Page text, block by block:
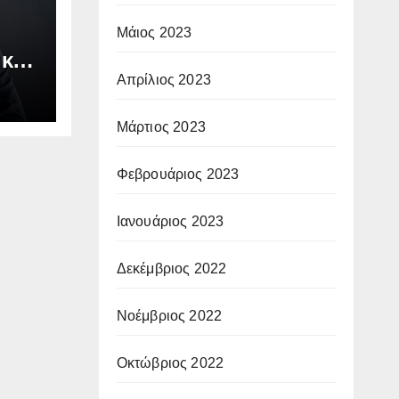
Μάιος 2023
Απρίλιος 2023
Μάρτιος 2023
Φεβρουάριος 2023
Ιανουάριος 2023
Δεκέμβριος 2022
Νοέμβριος 2022
Οκτώβριος 2022